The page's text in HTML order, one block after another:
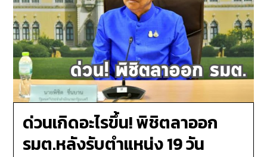
ด่วนเกิดอะไรขึ้น! พิชิตลาออก
รมต.หลังรับตำแหน่ง 19 วัน